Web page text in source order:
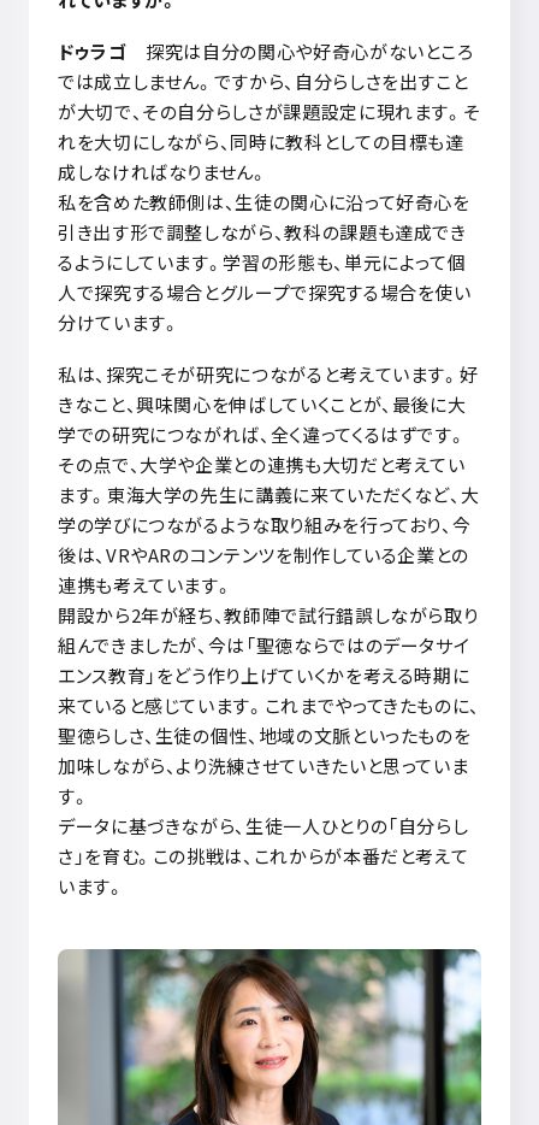
ドゥラゴ 探究は自分の関心や好奇心がないところ
では成立しません。ですから、自分らしさを出すこと
が大切で、その自分らしさが課題設定に現れます。そ
れを大切にしながら、同時に教科としての目標も達
成しなければなりません。
私を含めた教師側は、生徒の関心に沿って好奇心を
引き出す形で調整しながら、教科の課題も達成でき
るようにしています。学習の形態も、単元によって個
人で探究する場合とグループで探究する場合を使い
分けています。
私は、探究こそが研究につながると考えています。好
きなこと、興味関心を伸ばしていくことが、最後に大
学での研究につながれば、全く違ってくるはずです。
その点で、大学や企業との連携も大切だと考えてい
ます。東海大学の先生に講義に来ていただくなど、大
学の学びにつながるような取り組みを行っており、今
後は、 VRやARのコンテンツを制作している企業との
連携も考えています。
開設から2年が経ち、教師陣で試行錯誤しながら取り
組んできましたが、今は「聖徳ならではのデータサイ
エンス教育」をどう作り上げていくかを考える時期に
来ていると感じています。これまでやってきたものに、
聖徳らしさ、生徒の個性、地域の文脈といったものを
加味しながら、より洗練させていきたいと思っていま
す。
データに基づきながら、生徒一人ひとりの「自分らし
さ」を育む。この挑戦は、これからが本番だと考えて
います。